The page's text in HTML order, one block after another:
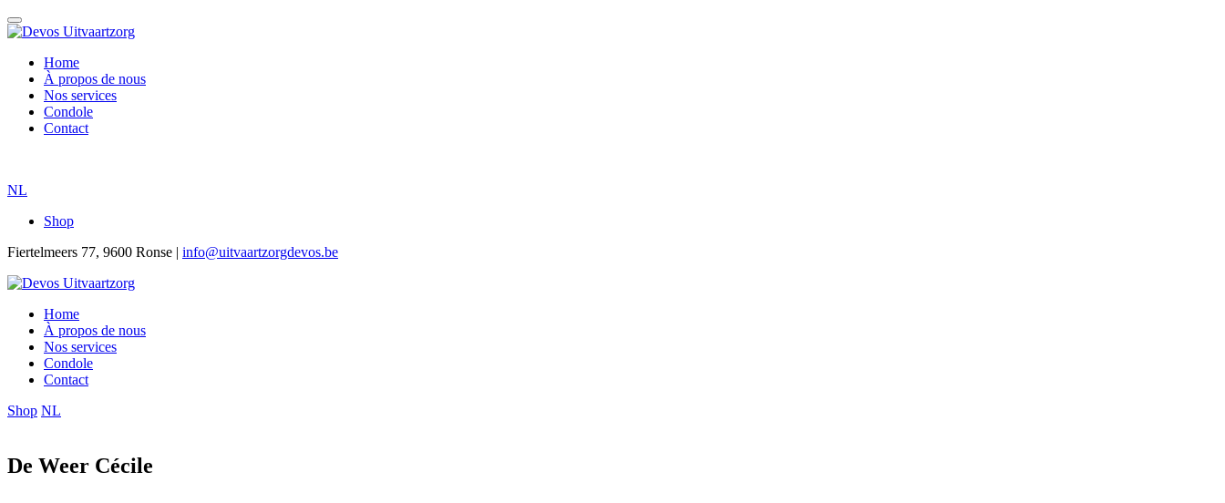
Home
À propos de nous
Nos services
Condole
Contact
NL
Shop
Fiertelmeers 77, 9600 Ronse | info@uitvaartzorgdevos.be
Home
À propos de nous
Nos services
Condole
Contact
Shop NL
De Weer Cécile